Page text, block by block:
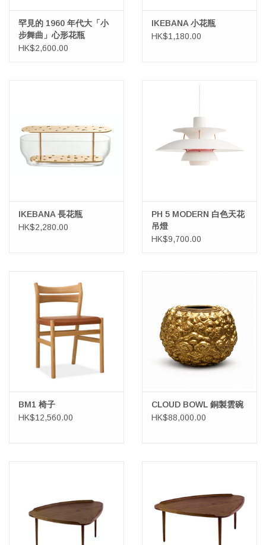
罕見的 1960 年代大「小
步舞曲」心形花瓶
HK$2,600.00
IKEBANA 小花瓶
HK$1,180.00
IKEBANA 長花瓶
HK$2,280.00
PH 5 MODERN 白色天花
吊燈
HK$9,700.00
BM1 椅子
HK$12,560.00
CLOUD BOWL 銅製雲碗
HK$88,000.00